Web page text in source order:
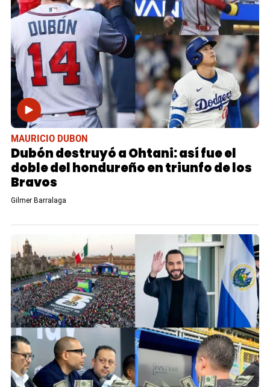
MAURICIO DUBON
Dubón destruyó a Ohtani: así fue el
doble del hondureño en triunfo de los
Bravos
Gilmer Barralaga